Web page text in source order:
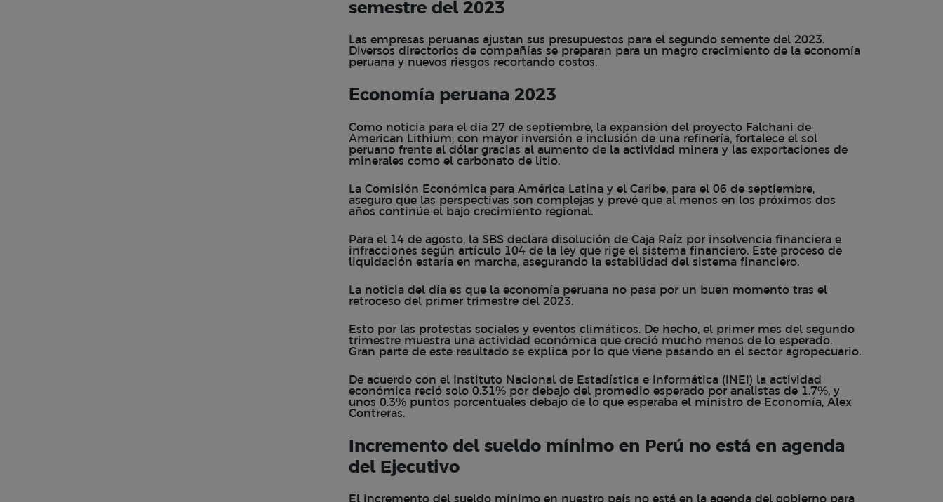
semestre del 2023
Las empresas peruanas ajustan sus presupuestos para el segundo semente del 2023.
Diversos directorios de compañías se preparan para un magro crecimiento de la economía
peruana y nuevos riesgos recortando costos.
Economía peruana 2023
Como noticia para el dia 27 de septiembre, la expansión del proyecto Falchani de
American Lithium, con mayor inversión e inclusión de una refinería, fortalece el sol
peruano frente al dólar gracias al aumento de la actividad minera y las exportaciones de
minerales como el carbonato de litio.
La Comisión Económica para América Latina y el Caribe, para el 06 de septiembre,
aseguro que las perspectivas son complejas y prevé que al menos en los próximos dos
años continúe el bajo crecimiento regional.
Para el 14 de agosto, la SBS declara disolución de Caja Raíz por insolvencia financiera e
infracciones según artículo 104 de la ley que rige el sistema financiero. Este proceso de
liquidación estaría en marcha, asegurando la estabilidad del sistema financiero.
La noticia del día es que la economía peruana no pasa por un buen momento tras el
retroceso del primer trimestre del 2023.
Esto por las protestas sociales y eventos climáticos. De hecho, el primer mes del segundo
trimestre muestra una actividad económica que creció mucho menos de lo esperado.
Gran parte de este resultado se explica por lo que viene pasando en el sector agropecuario.
De acuerdo con el Instituto Nacional de Estadística e Informática (INEI) la actividad
económica reció solo 0.31% por debajo del promedio esperado por analistas de 1.7%, y
unos 0.3% puntos porcentuales debajo de lo que esperaba el ministro de Economía, Alex
Contreras.
Incremento del sueldo mínimo en Perú no está en agenda
del Ejecutivo
El incremento del sueldo mínimo en nuestro país no está en la agenda del gobierno para